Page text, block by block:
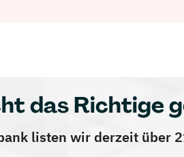
das Richtige
listen wir derzeit über